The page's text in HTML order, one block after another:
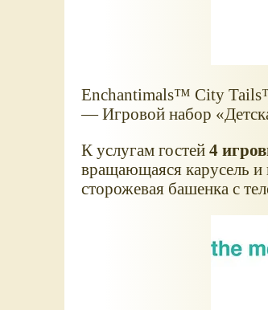
Enchantimals™ City
— Игровой набор
К услугам гостей 4
вращающаяся карусель и
сторожевая башенка с